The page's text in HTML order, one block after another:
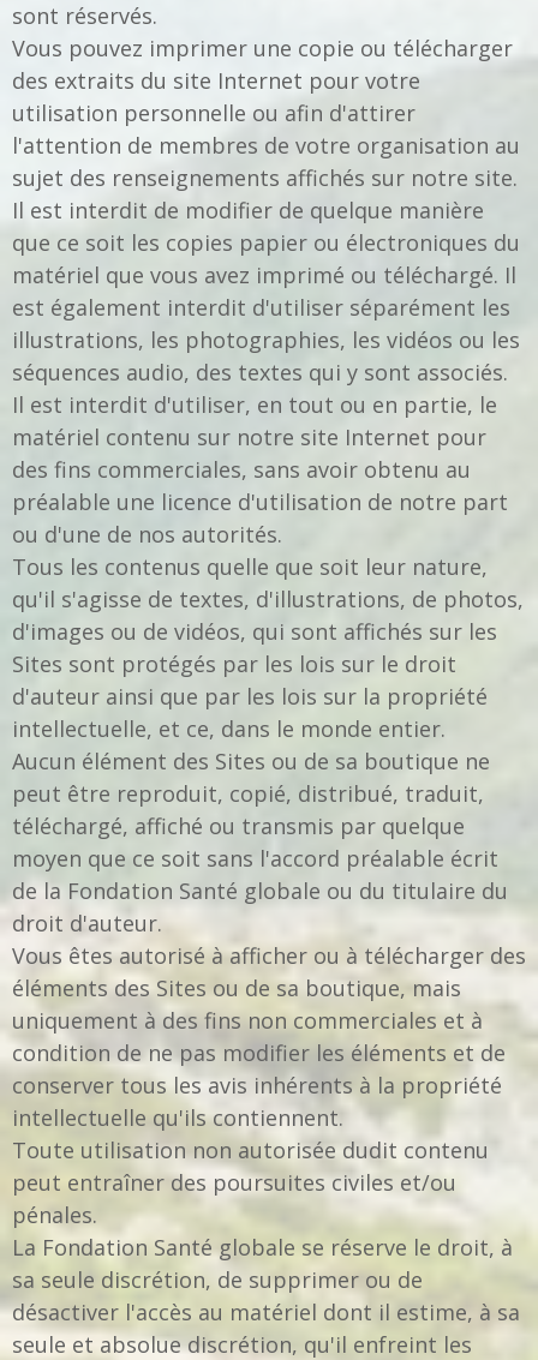
sont réservés.
Vous pouvez imprimer une copie ou télécharger
des extraits du site Internet pour votre
utilisation personnelle ou afin d'attirer
l'attention de membres de votre organisation au
sujet des renseignements affichés sur notre site.
Il est interdit de modifier de quelque manière
que ce soit les copies papier ou électroniques du
matériel que vous avez imprimé ou téléchargé. Il
est également interdit d'utiliser séparément les
illustrations, les photographies, les vidéos ou les
séquences audio, des textes qui y sont associés.
Il est interdit d'utiliser, en tout ou en partie, le
matériel contenu sur notre site Internet pour
des fins commerciales, sans avoir obtenu au
préalable une licence d'utilisation de notre part
ou d'une de nos autorités.
Tous les contenus quelle que soit leur nature,
qu'il s'agisse de textes, d'illustrations, de photos,
d'images ou de vidéos, qui sont affichés sur les
Sites sont protégés par les lois sur le droit
d'auteur ainsi que par les lois sur la propriété
intellectuelle, et ce, dans le monde entier.
Aucun élément des Sites ou de sa boutique ne
peut être reproduit, copié, distribué, traduit,
téléchargé, affiché ou transmis par quelque
moyen que ce soit sans l'accord préalable écrit
de la Fondation Santé globale ou du titulaire du
droit d'auteur.
Vous êtes autorisé à afficher ou à télécharger des
éléments des Sites ou de sa boutique, mais
uniquement à des fins non commerciales et à
condition de ne pas modifier les éléments et de
conserver tous les avis inhérents à la propriété
intellectuelle qu'ils contiennent.
Toute utilisation non autorisée dudit contenu
peut entraîner des poursuites civiles et/ou
pénales.
La Fondation Santé globale se réserve le droit, à
sa seule discrétion, de supprimer ou de
désactiver l'accès au matériel dont il estime, à sa
seule et absolue discrétion, qu'il enfreint les